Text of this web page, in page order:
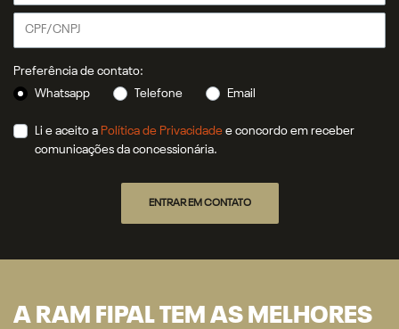
Preferência de contato:
Whatsapp
Telefone Email
Li e aceito a Política de Privacidade e concordo em receber
comunicações da concessionária.
ENTRAR EM CONTATO
A RAM FIPAL TEM AS MELHORES